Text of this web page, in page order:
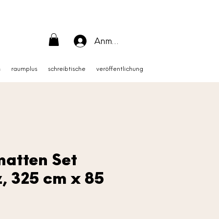
Anmelden
raumplus schreibtische veröffentlichung
Set
325 cm x 85